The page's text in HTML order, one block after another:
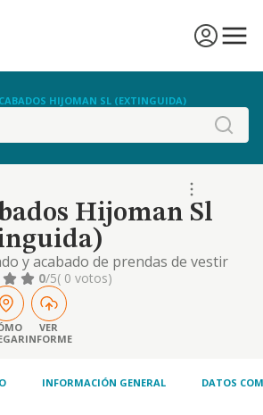
HIJOMAN SL (EXTINGUIDA)
Hijoman Sl
y acabado de prendas de vestir
en confeccion de prendas de
venta al por menor
0/5( 0 votos)
VER
INFORME
INFORMACIÓN GENERAL DATOS